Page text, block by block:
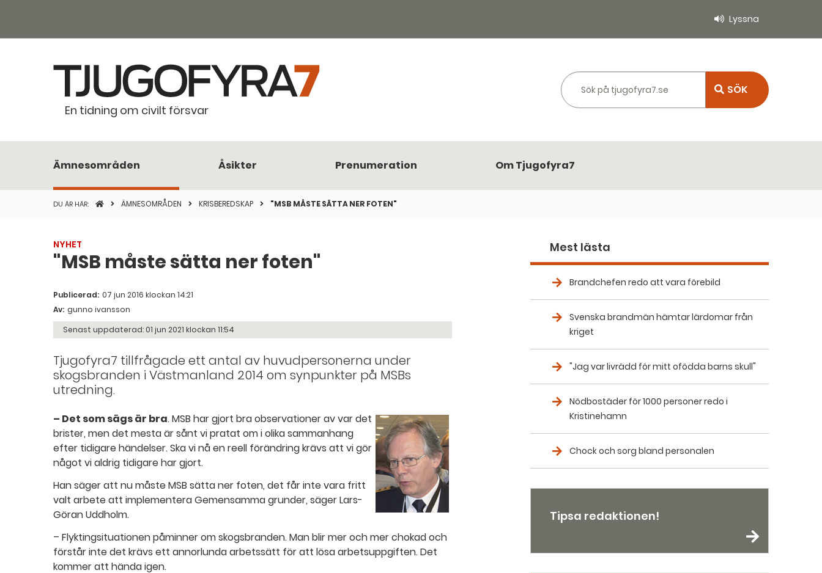
Lyssna
En tidning om civilt försvar
Sök på tjugofyra7.se
Ämnesområden Åsikter Prenumeration Om Tjugofyra7
DU ÄR HÄR: STARTSIDANÄMNESOMRÅDEN KRISBEREDSKAP "MSB MÅSTE SÄTTA NER FOTEN"
NYHET
"MSB måste sätta ner foten"
Publicerad: 07 jun 2016 klockan 14:21
Av: gunno ivansson
Senast uppdaterad: 01 jun 2021 klockan 11:54
Tjugofyra7 tillfrågade ett antal av huvudpersonerna under
skogsbranden i Västmanland 2014 om synpunkter på MSBs
utredning.
– Det som sägs är bra. MSB har gjort bra observationer av var det
brister, men det mesta är sånt vi pratat om i olika sammanhang
efter tidigare händelser. Ska vi nå en reell förändring krävs att vi gör
något vi aldrig tidigare har gjort.
Han säger att nu måste MSB sätta ner foten, det får inte vara fritt
valt arbete att implementera Gemensamma grunder, säger Lars-
Göran Uddholm.
– Flyktingsituationen påminner om skogsbranden. Man blir mer och mer chokad och
förstår inte det krävs ett annorlunda arbetssätt för att lösa arbetsuppgiften. Det
kommer att hända igen.
Mest lästa
Brandchefen redo att vara förebild
Svenska brandmän hämtar lärdomar från
kriget
"Jag var livrädd för mitt ofödda barns skull"
Nödbostäder för 1000 personer redo i
Kristinehamn
Chock och sorg bland personalen
Tipsa redaktionen!